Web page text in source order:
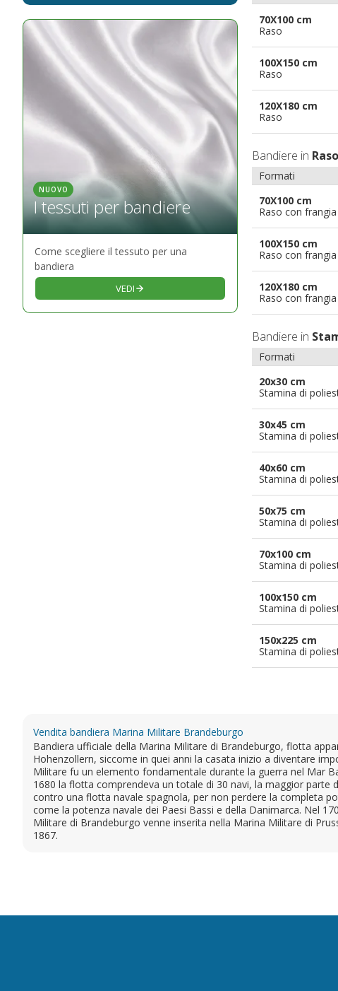
NUOVO
I tessuti per bandiere
Come scegliere il tessuto per una
bandiera
VEDI
70X100 cm
Raso
100X150 cm
Raso
120X180 cm
Raso
Bandiere in
Formati
70X100 cm
Raso con
100X150 cm
Raso con
120X180 cm
Raso con
Bandiere in
Formati
20x30 cm
Stamina di
30x45 cm
Stamina di
40x60 cm
Stamina di
50x75 cm
Stamina di
70x100 cm
Stamina di
100x150 cm
Stamina di
150x225 cm
Stamina di
Vendita bandiera Marina Militare Brandeburgo
Bandiera ufficiale della Marina Militare di Brandeburgo, flotta
Hohenzollern, siccome in quei anni la casata inizio a diventare
Militare fu un elemento fondamentale durante la guerra nel Mar
1680 la flotta comprendeva un totale di 30 navi, la maggior
contro una flotta navale spagnola, per non perdere la completa
come la potenza navale dei Paesi Bassi e della Danimarca. Nel
Militare di Brandeburgo venne inserita nella Marina Militare di
1867.